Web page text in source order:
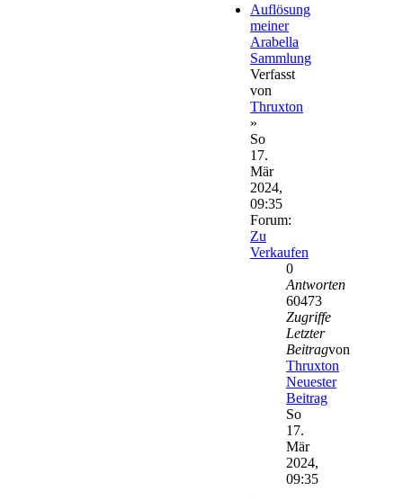
Auflösung
meiner
Arabella
Sammlung
Verfasst
von
Thruxton
»
So
17.
Mär
2024,
09:35
Forum:
Zu
Verkaufen
0
Antworten
60473
Zugriffe
Letzter
Beitragvon
Thruxton
Neuester
Beitrag
So
17.
Mär
2024,
09:35